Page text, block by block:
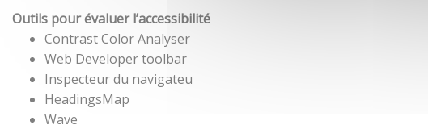
Outils pour évaluer l’accessibilité
Contrast Color Analyser
Web Developer toolbar
Inspecteur du navigateu
HeadingsMap
Wave